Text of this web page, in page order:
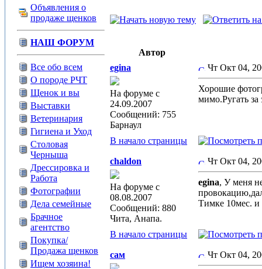
Объявления о
продаже щенков
НАШ ФОРУМ
Все обо всем
О породе РЧТ
Щенок и вы
Выставки
Ветеринария
Гигиена и Уход
Столовая
Черныша
Дрессировка и
Работа
Фотографии
Дела семейные
Брачное
агентство
Покупка/
Продажа щенков
Ищем хозяина!
Автор
egina
На форуме с
24.09.2007
Сообщений: 755
Барнаул
Чт Окт 04,
Хорошие
мимо.Ругать
В начало страницы
chaldon
На форуме с
08.08.2007
Сообщений: 880
Чита, Анапа.
Чт Окт 04,
egina, У меня
Тимке 10мес. и
В начало страницы
сам Чт Окт 04,